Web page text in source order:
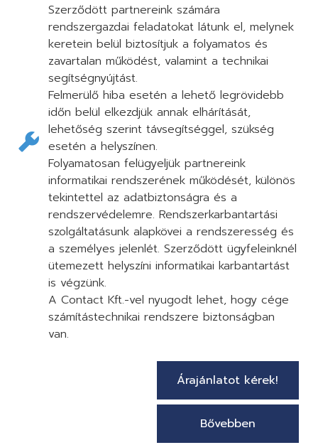
Szerződött partnereink számára
rendszergazdai feladatokat látunk el, melynek
keretein belül biztosítjuk a folyamatos és
zavartalan működést, valamint a technikai
segítségnyújtást.
Felmerülő hiba esetén a lehető legrövidebb
időn belül elkezdjük annak elhárítását,
lehetőség szerint távsegítséggel, szükség
esetén a helyszínen.
Folyamatosan felügyeljük partnereink
informatikai rendszerének működését, különös
tekintettel az adatbiztonságra és a
rendszervédelemre. Rendszerkarbantartási
szolgáltatásunk alapkövei a rendszeresség és
a személyes jelenlét. Szerződött ügyfeleinknél
ütemezett helyszíni informatikai karbantartást
is végzünk.
A Contact Kft.-vel nyugodt lehet, hogy cége
számítástechnikai rendszere biztonságban
van.
Árajánlatot kérek!
Bővebben